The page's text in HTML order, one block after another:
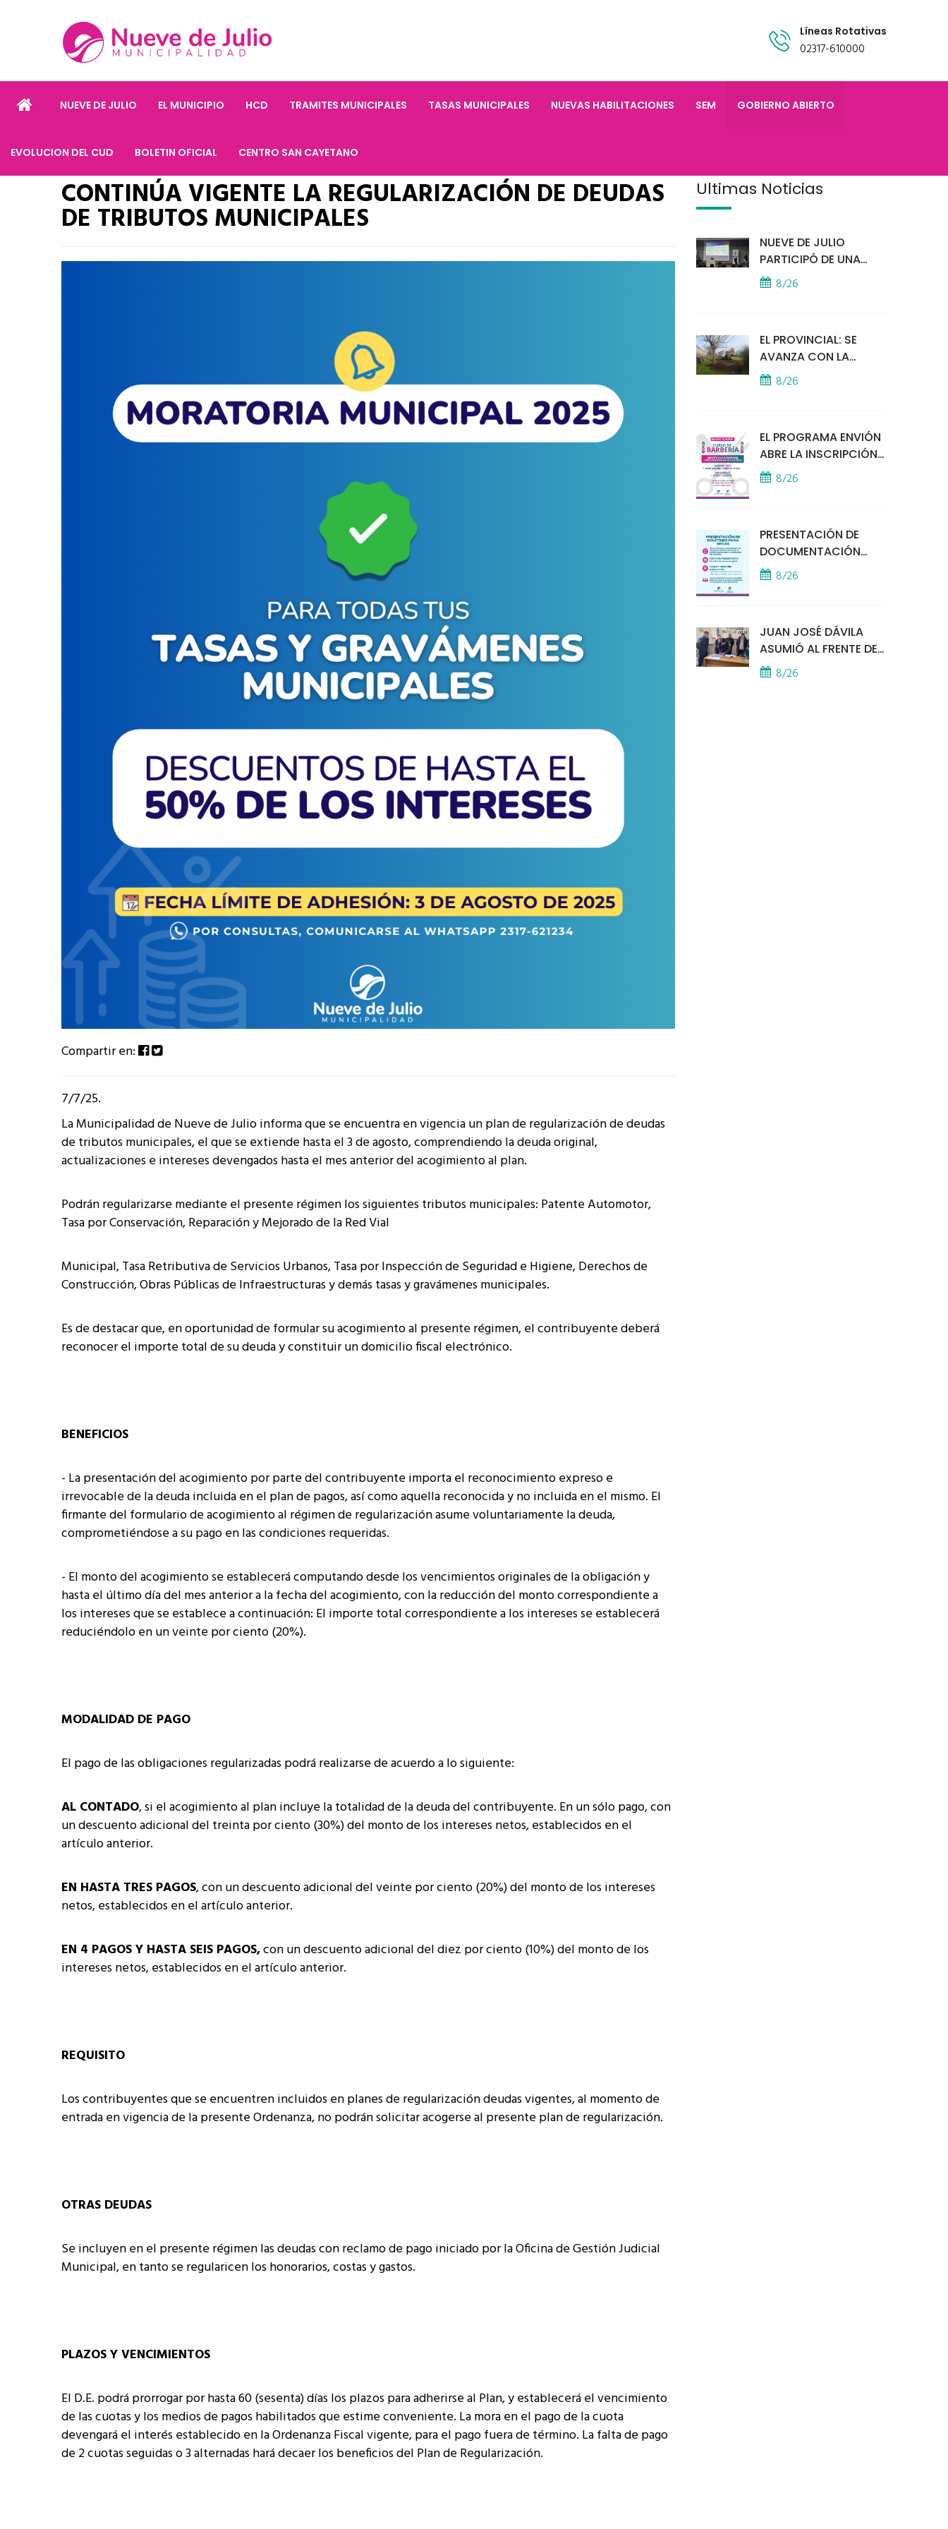
Líneas Rotativas
02317-610000
NUEVE DE JULIO EL MUNICIPIO HCD TRAMITES MUNICIPALES TASAS MUNICIPALES NUEVAS HABILITACIONES SEM GOBIERNO ABIERTO
EVOLUCION DEL CUD BOLETIN OFICIAL CENTRO SAN CAYETANO
CONTINÚA VIGENTE LA REGULARIZACIÓN DE DEUDAS
DE TRIBUTOS MUNICIPALES
Compartir en:
7/7/25.
La Municipalidad de Nueve de Julio informa que se encuentra en vigencia un plan de regularización de deudas
de tributos municipales, el que se extiende hasta el 3 de agosto, comprendiendo la deuda original,
actualizaciones e intereses devengados hasta el mes anterior del acogimiento al plan.
Podrán regularizarse mediante el presente régimen los siguientes tributos municipales: Patente Automotor,
Tasa por Conservación, Reparación y Mejorado de la Red Vial
Municipal, Tasa Retributiva de Servicios Urbanos, Tasa por Inspección de Seguridad e Higiene, Derechos de
Construcción, Obras Públicas de Infraestructuras y demás tasas y gravámenes municipales.
Es de destacar que, en oportunidad de formular su acogimiento al presente régimen, el contribuyente deberá
reconocer el importe total de su deuda y constituir un domicilio fiscal electrónico.
BENEFICIOS
- La presentación del acogimiento por parte del contribuyente importa el reconocimiento expreso e
irrevocable de la deuda incluida en el plan de pagos, así como aquella reconocida y no incluida en el mismo. El
firmante del formulario de acogimiento al régimen de regularización asume voluntariamente la deuda,
comprometiéndose a su pago en las condiciones requeridas.
- El monto del acogimiento se establecerá computando desde los vencimientos originales de la obligación y
hasta el último día del mes anterior a la fecha del acogimiento, con la reducción del monto correspondiente a
los intereses que se establece a continuación: El importe total correspondiente a los intereses se establecerá
reduciéndolo en un veinte por ciento (20%).
MODALIDAD DE PAGO
El pago de las obligaciones regularizadas podrá realizarse de acuerdo a lo siguiente:
AL CONTADO, si el acogimiento al plan incluye la totalidad de la deuda del contribuyente. En un sólo pago, con
un descuento adicional del treinta por ciento (30%) del monto de los intereses netos, establecidos en el
artículo anterior.
EN HASTA TRES PAGOS, con un descuento adicional del veinte por ciento (20%) del monto de los intereses
netos, establecidos en el artículo anterior.
EN 4 PAGOS Y HASTA SEIS PAGOS,con un descuento adicional del diez por ciento (10%) del monto de los
intereses netos, establecidos en el artículo anterior.
REQUISITO
Los contribuyentes que se encuentren incluidos en planes de regularización deudas vigentes, al momento de
entrada en vigencia de la presente Ordenanza, no podrán solicitar acogerse al presente plan de regularización.
OTRAS DEUDAS
Se incluyen en el presente régimen las deudas con reclamo de pago iniciado por la Oficina de Gestión Judicial
Municipal, en tanto se regularicen los honorarios, costas y gastos.
PLAZOS Y VENCIMIENTOS
El D.E. podrá prorrogar por hasta 60 (sesenta) días los plazos para adherirse al Plan, y establecerá el vencimiento
de las cuotas y los medios de pagos habilitados que estime conveniente. La mora en el pago de la cuota
devengará el interés establecido en la Ordenanza Fiscal vigente, para el pago fuera de término. La falta de pago
de 2 cuotas seguidas o 3 alternadas hará decaer los beneficios del Plan de Regularización.
Últimas Noticias
NUEVE DE JULIO
PARTICIPÓ DE UNA
IMPORTANTE
CAPACITACIÓN
8/26
EL PROVINCIAL: SE
AVANZA CON LA
INSTALACIÓN DEL
MÓDULO POLICIAL
8/26
EL PROGRAMA ENVIÓN
ABRE LA INSCRIPCIÓN
A UN CURSO DE
BARBERÍA
8/26
PRESENTACIÓN DE
DOCUMENTACIÓN
PARA BECAS
EDUCATIVAS
8/26
JUAN JOSÉ DÁVILA
ASUMIÓ AL FRENTE DE
LA POLICÍA COMUNAL
8/26